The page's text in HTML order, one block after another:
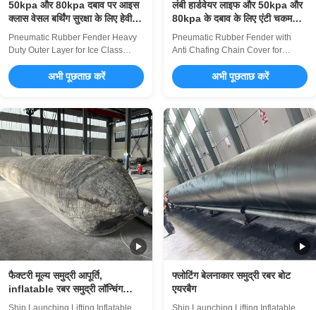
50kpa और 80kpa दबाव पर आइस
क्लास वेसल बर्थिंग सुरक्षा के लिए हेवी
ड्यूटी बाहरी परत के साथ वायवीय रबर
फेंडर
Pneumatic Rubber Fender Heavy
Duty Outer Layer for Ice Class
Pneumatic Rubber Fender is an
advanced marine cushioning
superior protection for vessels
during docking, mooring, and ship-
to-ship transfers. Renowned for its
exceptional ...
अभी पूछताछ करें
लंबी हार्डवेयर लाइफ और 50kpa और
80kpa के दबाव के लिए एंटी चकमक
चेन कवर के साथ वायवीय रबर फेंडर
Pneumatic Rubber Fender with
Anti Chafing Chain Cover for
Overview The Sea Pneumatic
Rubber Fender is an advanced
designed to provide superior
protection for vessels during
docking, mooring, and ship-to-ship
transfers. Renowned for its ...
अभी पूछताछ करें
फैक्टरी मूल्य समुद्री आपूर्ति,
inflatable रबर समुद्री लॉन्चिंग
एयरबैग
Ship Launching Lifting Inflatable
फ्लोटिंग बेलनाकार समुद्री रबर बोट
एयरबैग
Ship Launching Lifting Inflatable